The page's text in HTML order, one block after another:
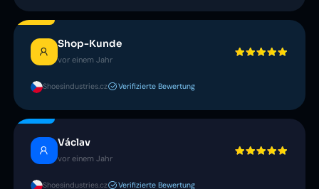
Shop-Kunde
vor einem Jahr
Shoesindustries.cz Verifizierte Bewertung
Václav
vor einem Jahr
Shoesindustries.cz Verifizierte Bewertung